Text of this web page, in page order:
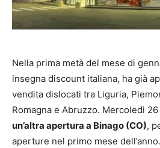
Nella prima metà del mese di
insegna discount italiana, ha già
vendita dislocati tra Liguria,
Romagna e Abruzzo. Mercoledì
un’altra apertura a Binago (CO),
aperture nel primo mese dell’anno.